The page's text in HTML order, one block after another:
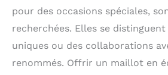
pour des occasions spéciales,
recherchées. Elles se
uniques ou des collaborations
renommés. Offrir un maillot en